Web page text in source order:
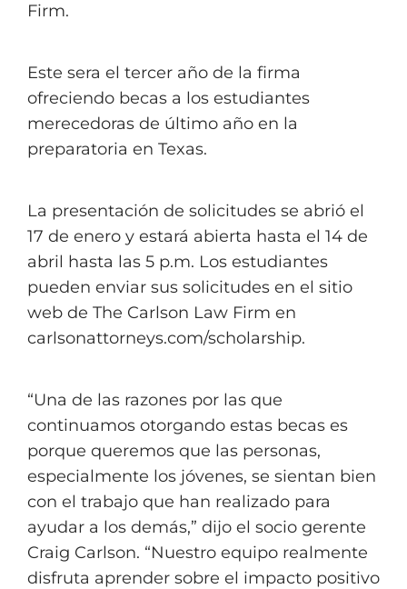
Firm.
Este sera el tercer año de la firma
ofreciendo becas a los estudiantes
merecedoras de último año en la
preparatoria en Texas.
La presentación de solicitudes se abrió el
17 de enero y estará abierta hasta el 14 de
abril hasta las 5 p.m. Los estudiantes
pueden enviar sus solicitudes en el sitio
web de The Carlson Law Firm en
carlsonattorneys.com/scholarship.
“Una de las razones por las que
continuamos otorgando estas becas es
porque queremos que las personas,
especialmente los jóvenes, se sientan bien
con el trabajo que han realizado para
ayudar a los demás,” dijo el socio gerente
Craig Carlson. “Nuestro equipo realmente
disfruta aprender sobre el impacto positivo